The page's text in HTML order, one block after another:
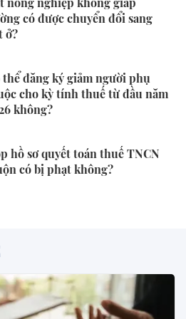
có được chuyển đổi sang
ở?
thể đăng ký giảm người phụ
cho kỳ tính thuế từ đầu năm
không?
hồ sơ quyết toán thuế TNCN
có bị phạt không?